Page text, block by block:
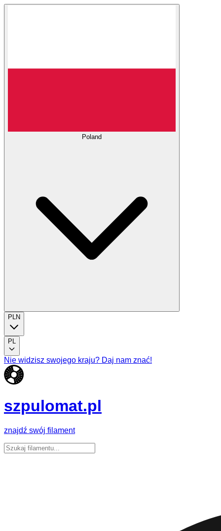
Poland
PLN
PL
Nie widzisz swojego kraju? Daj nam znać!
szpulomat.pl
znajdź swój filament